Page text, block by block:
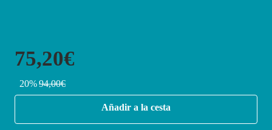
75,20€
20%94,00€
Añadir a la cesta